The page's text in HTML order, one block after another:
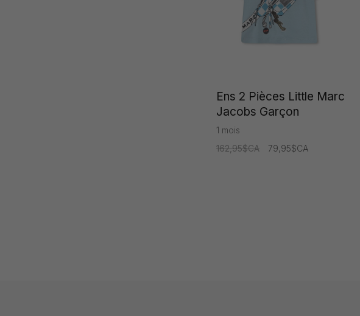
Ens 2 Pièces Little Marc
Jacobs Garçon
1 mois
162,95$CA
79,95$CA